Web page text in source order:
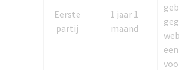
Eerste
partij
1 jaar 1
maand